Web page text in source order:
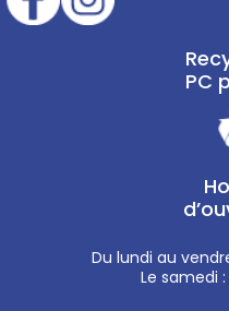
PC
Du lundi au
Le samedi :